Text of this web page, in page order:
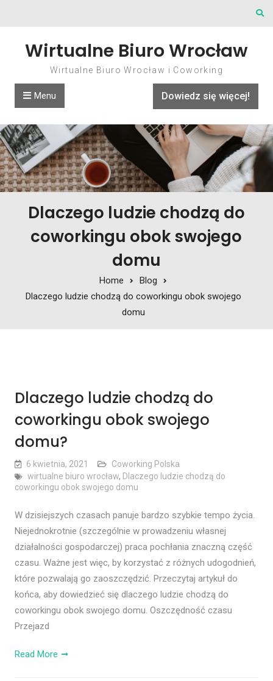
Wirtualne Biuro Wrocław
Wirtualne Biuro Wrocław i Coworking
Dowiedz się więcej!
Menu
Dlaczego ludzie chodzą do
coworkingu obok swojego
domu
Home
Blog
Dlaczego ludzie chodzą do coworkingu obok swojego
domu
Dlaczego ludzie chodzą do
coworkingu obok swojego
domu?
6 kwietnia, 2021
Coworking Polska
wirtualne biuro wrocław, Dlaczego ludzie chodzą do
coworkingu obok swojego domu
W dzisiejszych czasach panuje bardzo szybkie tempo życia.
Niejednokrotnie (szczególnie w prowadzeniu własnej
działalności gospodarczej) praca pochłania znaczną część
czasu. Ważne jest więc, by korzystać z różnych udogodnień,
które pozwalają go zaoszczędzić. Przeczytaj artykuł do
końca, aby dowiedzieć się dlaczego ludzie chodzą do
coworkingu obok swojego domu. Oszczędność czasu
Przejazd
Read More